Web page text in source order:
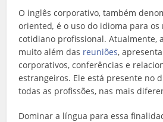
O inglês corporativo, também
oriented,é o uso do idioma para os
cotidiano profissional. Atualmente,
muito além das reuniões,
corporativos, conferências e
estrangeiros. Ele está presente no
todas as profissões, nas mais
Dominar a língua para essa